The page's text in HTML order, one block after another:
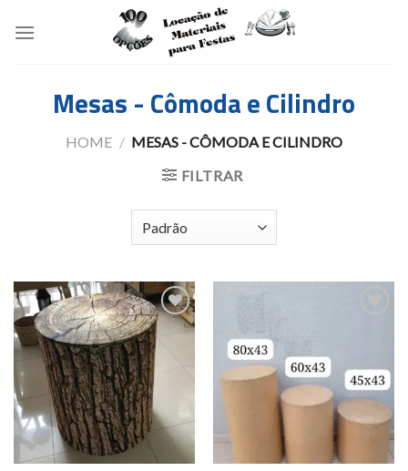
Mesas - Cômoda e Cilindro
HOME / MESAS - CÔMODA E CILINDRO
FILTRAR
Add to
wishlist